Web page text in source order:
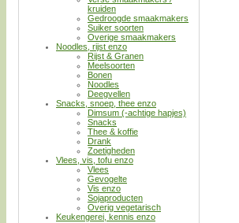
kruiden
Gedroogde smaakmakers
Suiker soorten
Overige smaakmakers
Noodles, rijst enzo
Rijst & Granen
Meelsoorten
Bonen
Noodles
Deegvellen
Snacks, snoep, thee enzo
Dimsum (-achtige hapjes)
Snacks
Thee & koffie
Drank
Zoetigheden
Vlees, vis, tofu enzo
Vlees
Gevogelte
Vis enzo
Sojaproducten
Overig vegetarisch
Keukengerei, kennis enzo